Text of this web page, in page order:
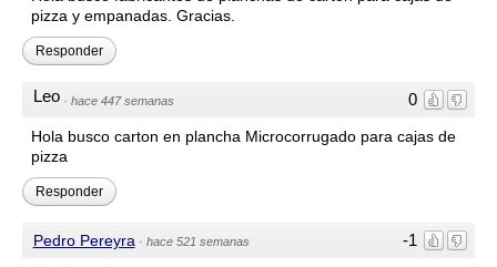
pizza y empanadas. Gracias.
Responder
0
Leo · hace 447 semanas
Hola busco carton en plancha Microcorrugado para cajas de
pizza
Responder
-1
Pedro Pereyra · hace 521 semanas